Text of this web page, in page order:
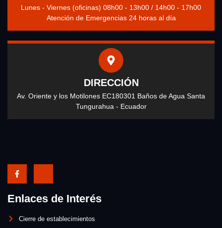
Lunes - Viernes (oficinas) 08h00 - 13h00 / 14h00 - 17h00
Atención de Emergencias 24 horas al día
DIRECCIÓN
Av. Oriente y los Motilones EC180301 Baños de Agua Santa
Tungurahua - Ecuador
Enlaces de Interés
Cierre de establecimientos